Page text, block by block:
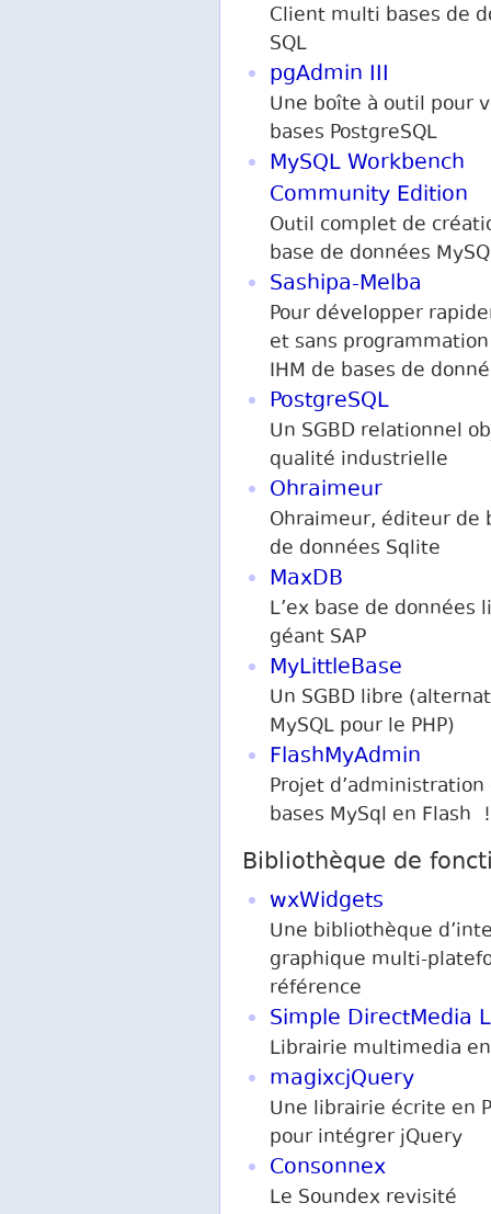
Client multi bases de
SQL
pgAdmin III
Une boîte à outil pour
bases PostgreSQL
MySQL Workbench
Community Edition
Outil complet de
base de données
Sashipa-Melba
Pour développer
et sans
IHM de bases de
PostgreSQL
Un SGBD relationnel
qualité industrielle
Ohraimeur
Ohraimeur, éditeur de
de données Sqlite
MaxDB
L’ex base de données
géant SAP
MyLittleBase
Un SGBD libre
MySQL pour le PHP)
FlashMyAdmin
Projet d’administration
bases MySql en Flash !
Bibliothèque de
wxWidgets
Une bibliothèque
graphique multi-
référence
Simple DirectMedia
Librairie multimedia
magixcjQuery
Une librairie écrite en
pour intégrer jQuery
Consonnex
Le Soundex revisité